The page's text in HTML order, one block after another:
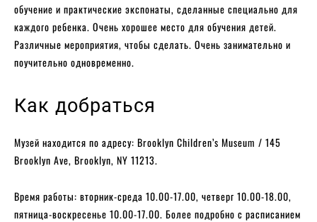
обучение и практические экспонаты, сделанные специально для
каждого ребенка. Очень хорошее место для обучения детей.
Различные мероприятия, чтобы сделать. Очень занимательно и
поучительно одновременно.
Как добраться
Музей находится по адресу: Brooklyn Children’s Museum / 145
Brooklyn Ave, Brooklyn, NY 11213.
Время работы: вторник-среда 10.00-17.00, четверг 10.00-18.00,
пятница-воскресенье 10.00-17.00. Более подробно с расписанием